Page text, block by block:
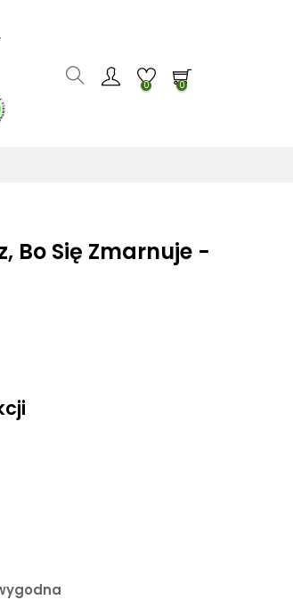
0 0
Bo Się Zmarnuje -